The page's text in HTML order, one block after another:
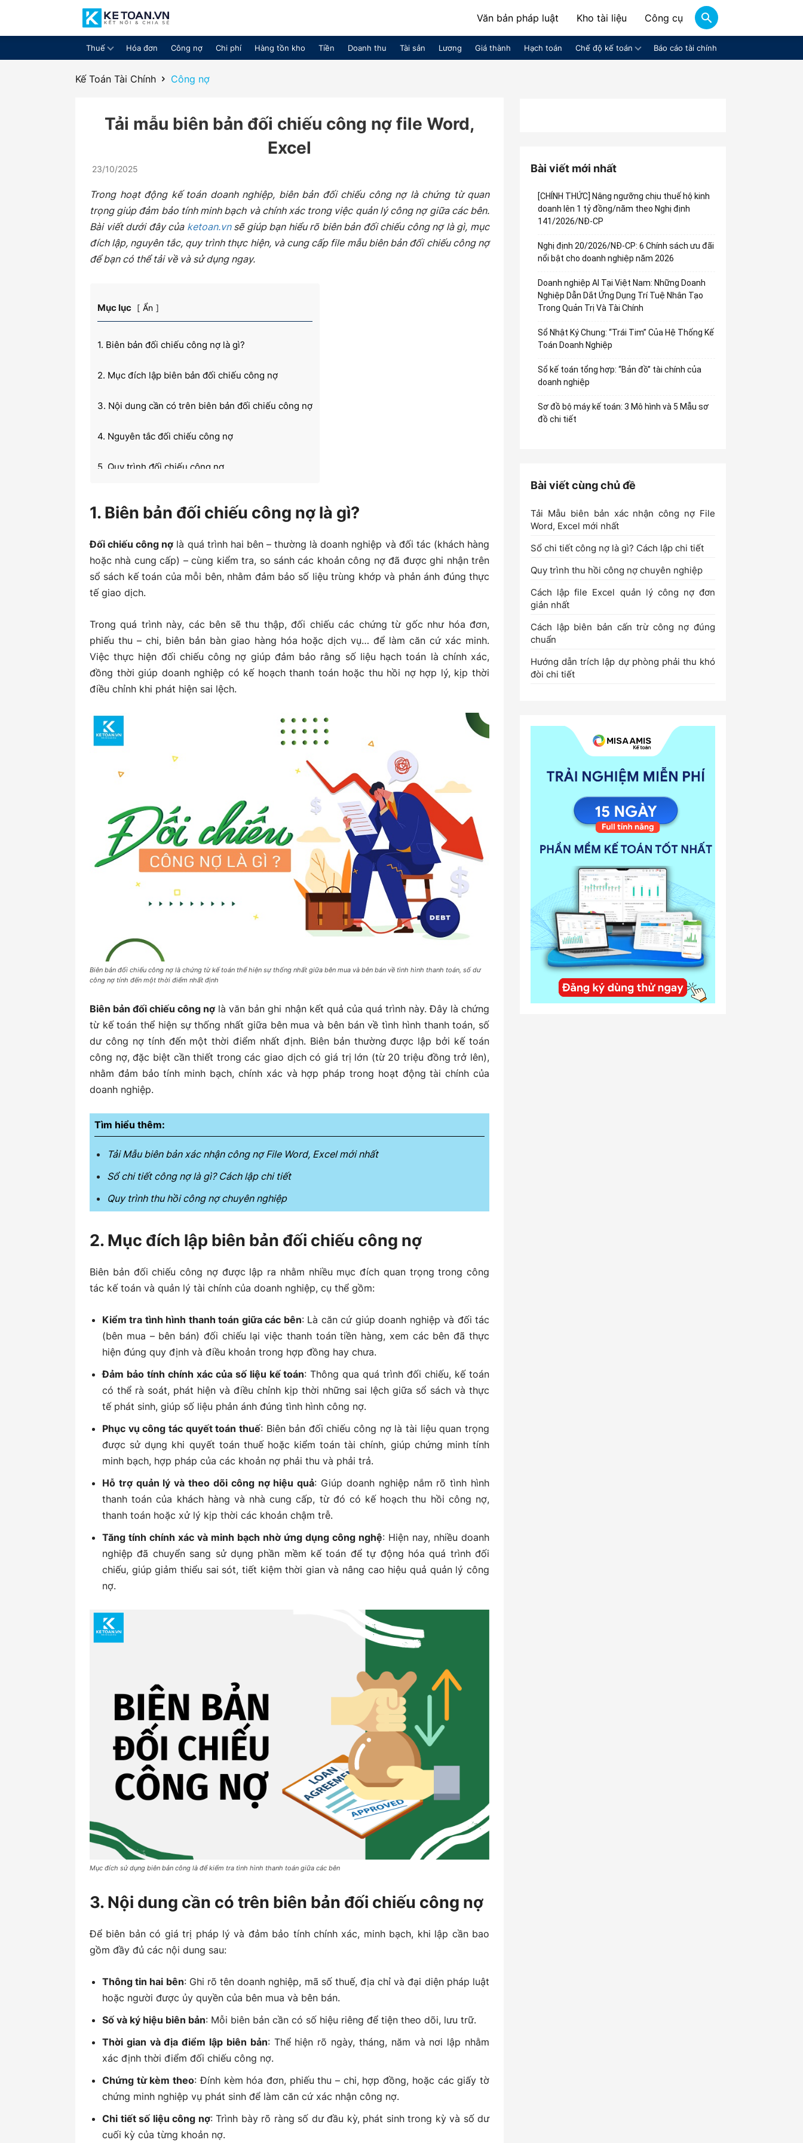
chia
kiến
toán
Văn bản pháp luật Kho tài liệu Công cụ
Thuế Hóa đơn Công nợ Chi phí Hàng tồn kho Tiền Doanh thu Tài sản Lương Giá thành Hạch toán Chế độ kế toán Báo cáo tài chính
Kế Toán Tài Chính Công nợ
Tải mẫu biên bản đối chiếu công nợ file Word,
Excel
23/10/2025
Trong hoạt động kế toán doanh nghiệp, biên bản đối chiếu công nợ là chứng từ quan
trọng giúp đảm bảo tính minh bạch và chính xác trong việc quản lý công nợ giữa các bên.
Bài viết dưới đây của ketoan.vnsẽ giúp bạn hiểu rõ biên bản đối chiếu công nợ là gì, mục
đích lập, nguyên tắc, quy trình thực hiện, và cung cấp file mẫu biên bản đối chiếu công nợ
để bạn có thể tải về và sử dụng ngay.
Mục lục Ẩn
1. Biên bản đối chiếu công nợ là gì?
2. Mục đích lập biên bản đối chiếu công nợ
3. Nội dung cần có trên biên bản đối chiếu công nợ
4. Nguyên tắc đối chiếu công nợ
5. Quy trình đối chiếu công nợ
6.2 Biên bản đối chiếu công nợ Tiếng Anh
1. Biên bản đối chiếu công nợ là gì?
Đối chiếu công nợ là quá trình hai bên – thường là doanh nghiệp và đối tác (khách hàng
hoặc nhà cung cấp) – cùng kiểm tra, so sánh các khoản công nợ đã được ghi nhận trên
sổ sách kế toán của mỗi bên, nhằm đảm bảo số liệu trùng khớp và phản ánh đúng thực
tế giao dịch.
Trong quá trình này, các bên sẽ thu thập, đối chiếu các chứng từ gốc như hóa đơn,
phiếu thu – chi, biên bản bàn giao hàng hóa hoặc dịch vụ… để làm căn cứ xác minh.
Việc thực hiện đối chiếu công nợ giúp đảm bảo rằng số liệu hạch toán là chính xác,
đồng thời giúp doanh nghiệp có kế hoạch thanh toán hoặc thu hồi nợ hợp lý, kịp thời
điều chỉnh khi phát hiện sai lệch.
Biên bản đối chiếu công nợ là chứng từ kế toán thể hiện sự thống nhất giữa bên mua và bên bán về tình hình thanh toán, số dư
công nợ tính đến một thời điểm nhất định
Biên bản đối chiếu công nợ là văn bản ghi nhận kết quả của quá trình này. Đây là chứng
từ kế toán thể hiện sự thống nhất giữa bên mua và bên bán về tình hình thanh toán, số
dư công nợ tính đến một thời điểm nhất định. Biên bản thường được lập bởi kế toán
công nợ, đặc biệt cần thiết trong các giao dịch có giá trị lớn (từ 20 triệu đồng trở lên),
nhằm đảm bảo tính minh bạch, chính xác và hợp pháp trong hoạt động tài chính của
doanh nghiệp.
Tìm hiểu thêm:
Tải Mẫu biên bản xác nhận công nợ File Word, Excel mới nhất
Sổ chi tiết công nợ là gì? Cách lập chi tiết
Quy trình thu hồi công nợ chuyên nghiệp
2. Mục đích lập biên bản đối chiếu công nợ
Biên bản đối chiếu công nợ được lập ra nhằm nhiều mục đích quan trọng trong công
tác kế toán và quản lý tài chính của doanh nghiệp, cụ thể gồm:
Kiểm tra tình hình thanh toán giữa các bên: Là căn cứ giúp doanh nghiệp và đối tác
(bên mua – bên bán) đối chiếu lại việc thanh toán tiền hàng, xem các bên đã thực
hiện đúng quy định và điều khoản trong hợp đồng hay chưa.
Đảm bảo tính chính xác của số liệu kế toán: Thông qua quá trình đối chiếu, kế toán
có thể rà soát, phát hiện và điều chỉnh kịp thời những sai lệch giữa sổ sách và thực
tế phát sinh, giúp số liệu phản ánh đúng tình hình công nợ.
Phục vụ công tác quyết toán thuế: Biên bản đối chiếu công nợ là tài liệu quan trọng
được sử dụng khi quyết toán thuế hoặc kiểm toán tài chính, giúp chứng minh tính
minh bạch, hợp pháp của các khoản nợ phải thu và phải trả.
Hỗ trợ quản lý và theo dõi công nợ hiệu quả: Giúp doanh nghiệp nắm rõ tình hình
thanh toán của khách hàng và nhà cung cấp, từ đó có kế hoạch thu hồi công nợ,
thanh toán hoặc xử lý kịp thời các khoản chậm trễ.
Tăng tính chính xác và minh bạch nhờ ứng dụng công nghệ: Hiện nay, nhiều doanh
nghiệp đã chuyển sang sử dụng phần mềm kế toán để tự động hóa quá trình đối
chiếu, giúp giảm thiểu sai sót, tiết kiệm thời gian và nâng cao hiệu quả quản lý công
nợ.
Mục đích sử dụng biên bản công là để kiểm tra tình hình thanh toán giữa các bên
3. Nội dung cần có trên biên bản đối chiếu công nợ
Để biên bản có giá trị pháp lý và đảm bảo tính chính xác, minh bạch, khi lập cần bao
gồm đầy đủ các nội dung sau:
Thông tin hai bên: Ghi rõ tên doanh nghiệp, mã số thuế, địa chỉ và đại diện pháp luật
hoặc người được ủy quyền của bên mua và bên bán.
Số và ký hiệu biên bản: Mỗi biên bản cần có số hiệu riêng để tiện theo dõi, lưu trữ.
Thời gian và địa điểm lập biên bản: Thể hiện rõ ngày, tháng, năm và nơi lập nhằm
xác định thời điểm đối chiếu công nợ.
Chứng từ kèm theo: Đính kèm hóa đơn, phiếu thu – chi, hợp đồng, hoặc các giấy tờ
chứng minh nghiệp vụ phát sinh để làm căn cứ xác nhận công nợ.
Chi tiết số liệu công nợ: Trình bày rõ ràng số dư đầu kỳ, phát sinh trong kỳ và số dư
cuối kỳ của từng khoản nợ.
Bài viết mới nhất
[CHÍNH THỨC] Nâng ngưỡng chịu thuế hộ kinh
doanh lên 1 tỷ đồng/năm theo Nghị định
141/2026/NĐ-CP
Nghị định 20/2026/NĐ-CP: 6 Chính sách ưu đãi
nổi bật cho doanh nghiệp năm 2026
Doanh nghiệp AI Tại Việt Nam: Những Doanh
Nghiệp Dẫn Dắt Ứng Dụng Trí Tuệ Nhân Tạo
Trong Quản Trị Và Tài Chính
Sổ Nhật Ký Chung: “Trái Tim” Của Hệ Thống Kế
Toán Doanh Nghiệp
Sổ kế toán tổng hợp: “Bản đồ” tài chính của
doanh nghiệp
Sơ đồ bộ máy kế toán: 3 Mô hình và 5 Mẫu sơ
đồ chi tiết
Bài viết cùng chủ đề
Tải Mẫu biên bản xác nhận công nợ File
Word, Excel mới nhất
Sổ chi tiết công nợ là gì? Cách lập chi tiết
Quy trình thu hồi công nợ chuyên nghiệp
Cách lập file Excel quản lý công nợ đơn
giản nhất
Cách lập biên bản cấn trừ công nợ đúng
chuẩn
Hướng dẫn trích lập dự phòng phải thu khó
đòi chi tiết